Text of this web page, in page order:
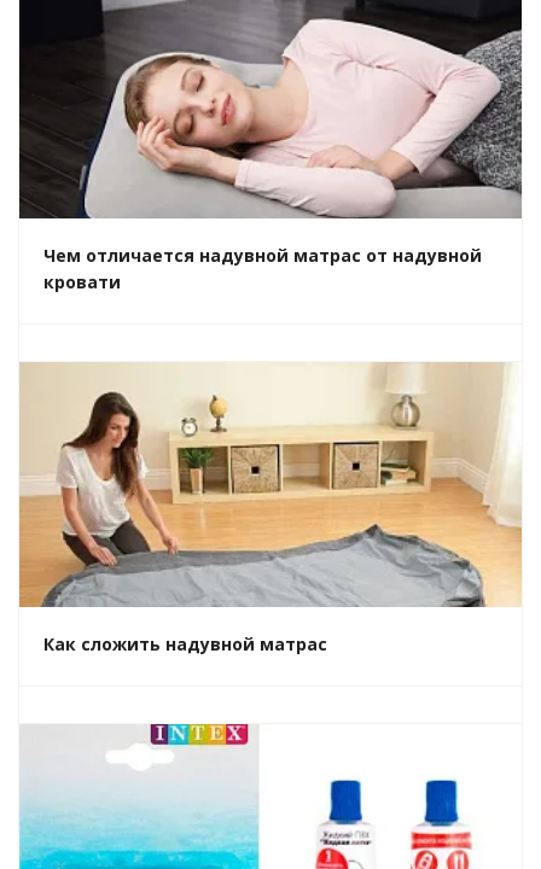
Чем отличается надувной матрас от надувной
кровати
Как сложить надувной матрас